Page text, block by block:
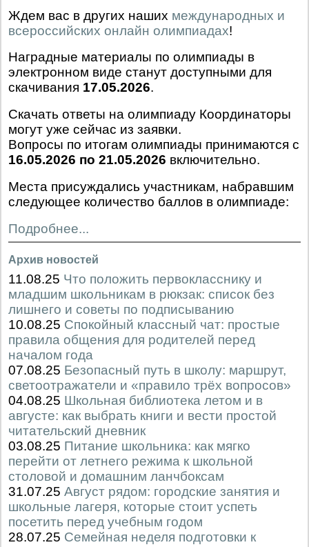
Ждем вас в других наших международных и
всероссийских онлайн олимпиадах!
Наградные материалы по олимпиады в
электронном виде станут доступными для
скачивания 17.05.2026.
Скачать ответы на олимпиаду Координаторы
могут уже сейчас из заявки.
Вопросы по итогам олимпиады принимаются с
16.05.2026 по 21.05.2026 включительно.
Места присуждались участникам, набравшим
следующее количество баллов в олимпиаде:
Подробнее...
Архив новостей
11.08.25 Что положить первокласснику и
младшим школьникам в рюкзак: список без
лишнего и советы по подписыванию
10.08.25 Спокойный классный чат: простые
правила общения для родителей перед
началом года
07.08.25 Безопасный путь в школу: маршрут,
светоотражатели и «правило трёх вопросов»
04.08.25 Школьная библиотека летом и в
августе: как выбрать книги и вести простой
читательский дневник
03.08.25 Питание школьника: как мягко
перейти от летнего режима к школьной
столовой и домашним ланчбоксам
31.07.25 Август рядом: городские занятия и
школьные лагеря, которые стоит успеть
посетить перед учебным годом
28.07.25 Семейная неделя подготовки к